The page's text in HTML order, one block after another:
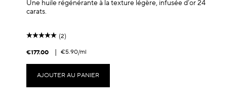
Une huile régénérante à la texture légère, infusée d’or 24
carats.
(2)
€177.00 €5.90/ml
AJOUTER AU PANIER